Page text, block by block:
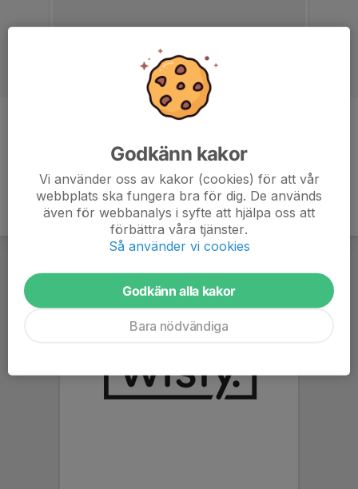
Godkänn kakor
Vi använder oss av kakor (cookies) för att vår
webbplats ska fungera bra för dig. De används
även för webbanalys i syfte att hjälpa oss att
förbättra våra tjänster.
Så använder vi cookies
Godkänn alla kakor
Bara nödvändiga